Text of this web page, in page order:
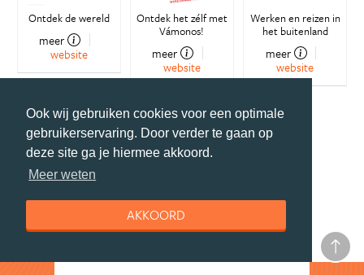
Ook wij gebruiken cookies voor een optimale
gebruikerservaring. Door verder te gaan op
deze site ga je hiermee akkoord.
Meer weten
AKKOORD
Ontdek de wereld
meer
website
Ontdek het zélf met
Vámonos!
meer
website
Werken en reizen in
het buitenland
meer
website
Verre reizen met
kinderen